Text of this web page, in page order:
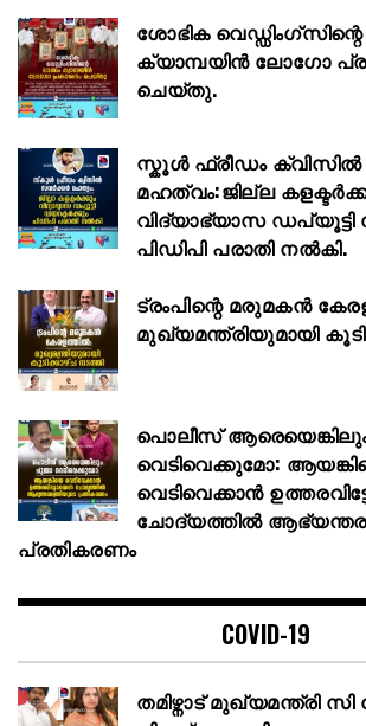
ശോഭിക
ക്യാമ്പയിൻ ലോഗോ
ചെയ്തു.
സ്കൂള്‍ ഫ്രീഡം
മഹത്വം:ജില്ല
വിദ്യാഭ്യാസ ഡപ്യൂട്ടി
പിഡിപി പരാതി നല്‍കി.
ട്രംപിന്റെ മരുമകൻ
മുഖ്യമന്ത്രിയുമായി
പൊലീസ്
വെടിവെക്കുമോ:
വെടിവെക്കാൻ
ചോദ്യത്തിൽ
പ്രതികരണം
COVID-19
തമിഴ്നാട് മുഖ്യമന്ത്രി